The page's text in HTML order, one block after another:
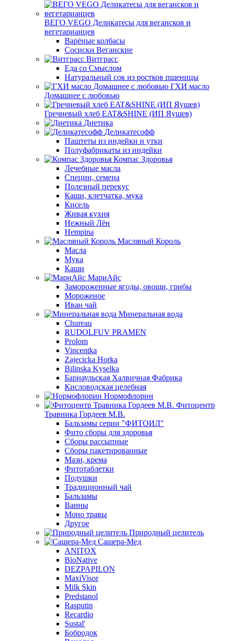
ВЕГО VEGO Деликатесы для вегансков и
вегетарианцев
Варёные колбасы
Сосиски Веганские
Витграсс
Еда со Смыслом
Натуральный сок из ростков пшеницы
ГХИ масло
Домашнее с любовью
Гречневый хлеб EAT&SHINE (ИП Яушев)
Диетика
Деликатесофф
Паштеты из индейки и утки
Полуфабрикаты из индейки
Компас Здоровья
Лечебные масла
Специи, семена
Полезный перекус
Каши, клетчатка, мука
Кисель
Живая кухня
Нежный Лён
Hempina
Масляный Король
Масла
Мука
Каши
МариАйс
Замороженные ягоды, овощи, грибы
Мороженое
Иван чай
Минеральная вода
Chureau
RUDOLFUV PRAMEN
Prolom
Vincentka
Zajecicka Horka
Bilinska Kyselka
Барнаульская Халвичная Фабрика
Кисловодская целебная
Нормофлорин
Фитоцентр
Травника Гордеев М.В.
Бальзамы серии "ФИТОИЛ"
Фито сборы для здоровья
Сборы рассыпные
Сборы пакетированные
Мази, крема
Фитотаблетки
Подушки
Традиционный чай
Бальзамы
Ванны
Моно травы
Другое
Природный целитель
Сашера-Мед
ANITOX
BioNative
DEZPAPILON
MaxiVisor
Milk Skin
Predstanol
Rasputin
Recardio
Sustal'
Бобродок